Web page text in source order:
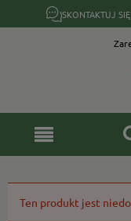
SKONTAKTUJ
Ten produkt jest